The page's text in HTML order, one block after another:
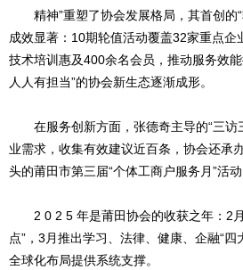
精神”重塑了协会发展格局，其首创的
成效显著：10期轮值活动覆盖32家重点企
技术培训惠及400余名会员，推动服务效能
人人有担当”的协会新生态逐渐成形。
在服务创新方面，张德奇主导的“三访
业需求，收集有效建议近百条，协会还承
头的莆田市第三届“个体工商户服务月”活动
2 0 2 5 年是莆田协会的收获之年：2月
点”，3月推出学习、法律、健康、企融“
全球化布局提供系统支撑。